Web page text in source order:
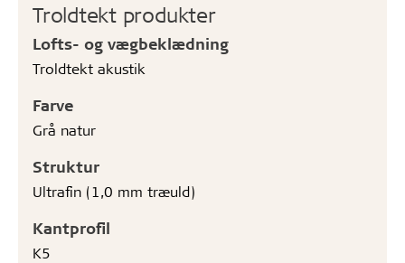
Troldtekt produkter
Lofts- og vægbeklædning
Troldtekt akustik
Farve
Grå natur
Struktur
Ultrafin (1,0 mm træuld)
Kantprofil
K5